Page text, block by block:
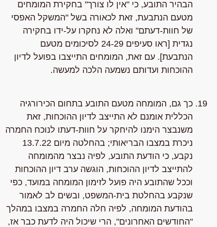
הבהיר התובע, כי "אין לו צורך" בחקירת המומחים
מטעם הנתבעת, זאת לכאורה בשל "המשקל האפסי
של חוות-דעתם" ואלה לא נחקרו על-ידו בחקירה
נגדית [ראו סעיפים 24-29 לסיכומים מטעם
הנתבעת]. עם זאת, המומחים התייצבו בפועל לדיון
ההוכחות ועדותם נשמעה הלכה למעשה.
כך גם, המומחה מטעם התובע בתחום הכירורגיה
הכללית אומנם לא התייצב לדיון ההוכחות, זאת
משנבצר הימנו להיחקר על חוות-דעתו לנוכח החמרה
ניכרת במצבו הבריאותי; בהחלטה מיום 13.7.22
נקבע, כי הודעת התובע, לפיה נבצר מהמומחה
להתייצב לדיון ההוכחות, הוגשה ערב דיון ההוכחות
וככל שהתובע היה פועל לזימון המומחה במועד, כפי
שנקבע בהחלטת בית-המשפט, ובשים לב לאמור
בהודעת המומחה, לפיה חלה החמרה במצבו במהלך
"החודשים האחרונים", הרי שיכול היה לדעת כבר אז,